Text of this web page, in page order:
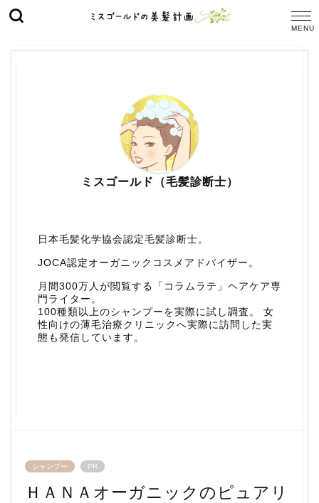
ミスゴールド（毛髪診断士）
日本毛髪化学協会認定毛髪診断士。
JOCA認定オーガニックコスメアドバイザー。
月間300万人が閲覧する「コラムラテ」ヘアケア専
門ライター。
100種類以上のシャンプーを実際に試し調査。 女
性向けの薄毛治療クリニックへ実際に訪問した実
態も発信しています。
シャンプー PR
ＨＡＮＡオーガニックのピュアリ